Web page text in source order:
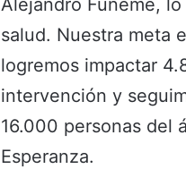
Alejandro Fúneme,
salud. Nuestra meta
logremos impactar
intervención y
16.000 personas del
Esperanza.